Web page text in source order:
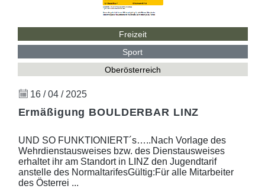
Freizeit
Sport
Oberösterreich
16 / 04 / 2025
Ermäßigung BOULDERBAR LINZ
UND SO FUNKTIONIERT´s…..Nach Vorlage des
Wehrdienstausweises bzw. des Dienstausweises
erhaltet ihr am Standort in LINZ den Jugendtarif
anstelle des NormaltarifesGültig:Für alle Mitarbeiter
des Österrei ...